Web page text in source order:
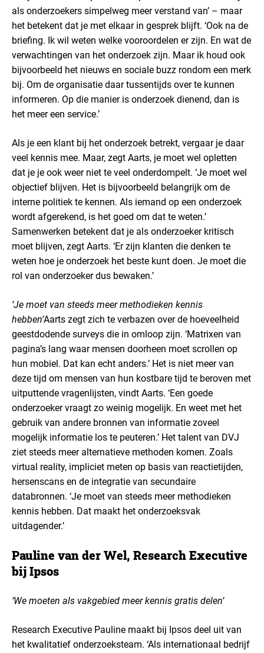
als onderzoekers simpelweg meer verstand van’ – maar
het betekent dat je met elkaar in gesprek blijft. ‘Ook na de
briefing. Ik wil weten welke vooroordelen er zijn. En wat de
verwachtingen van het onderzoek zijn. Maar ik houd ook
bijvoorbeeld het nieuws en sociale buzz rondom een merk
bij. Om de organisatie daar tussentijds over te kunnen
informeren. Op die manier is onderzoek dienend, dan is
het meer een service.’
Als je een klant bij het onderzoek betrekt, vergaar je daar
veel kennis mee. Maar, zegt Aarts, je moet wel opletten
dat je je ook weer niet te veel onderdompelt. ‘Je moet wel
objectief blijven. Het is bijvoorbeeld belangrijk om de
interne politiek te kennen. Als iemand op een onderzoek
wordt afgerekend, is het goed om dat te weten.’
Samenwerken betekent dat je als onderzoeker kritisch
moet blijven, zegt Aarts. ‘Er zijn klanten die denken te
weten hoe je onderzoek het beste kunt doen. Je moet die
rol van onderzoeker dus bewaken.’
‘Je moet van steeds meer methodieken kennis
hebben’Aarts zegt zich te verbazen over de hoeveelheid
geestdodende surveys die in omloop zijn. ‘Matrixen van
pagina’s lang waar mensen doorheen moet scrollen op
hun mobiel. Dat kan echt anders.’ Het is niet meer van
deze tijd om mensen van hun kostbare tijd te beroven met
uitputtende vragenlijsten, vindt Aarts. ‘Een goede
onderzoeker vraagt zo weinig mogelijk. En weet met het
gebruik van andere bronnen van informatie zoveel
mogelijk informatie los te peuteren.’ Het talent van DVJ
ziet steeds meer alternatieve methoden komen. Zoals
virtual reality, impliciet meten op basis van reactietijden,
hersenscans en de integratie van secundaire
databronnen. ‘Je moet van steeds meer methodieken
kennis hebben. Dat maakt het onderzoeksvak
uitdagender.’
Pauline van der Wel, Research Executive
bij Ipsos
‘We moeten als vakgebied meer kennis gratis delen’
Research Executive Pauline maakt bij Ipsos deel uit van
het kwalitatief onderzoeksteam. ‘Als internationaal bedrijf